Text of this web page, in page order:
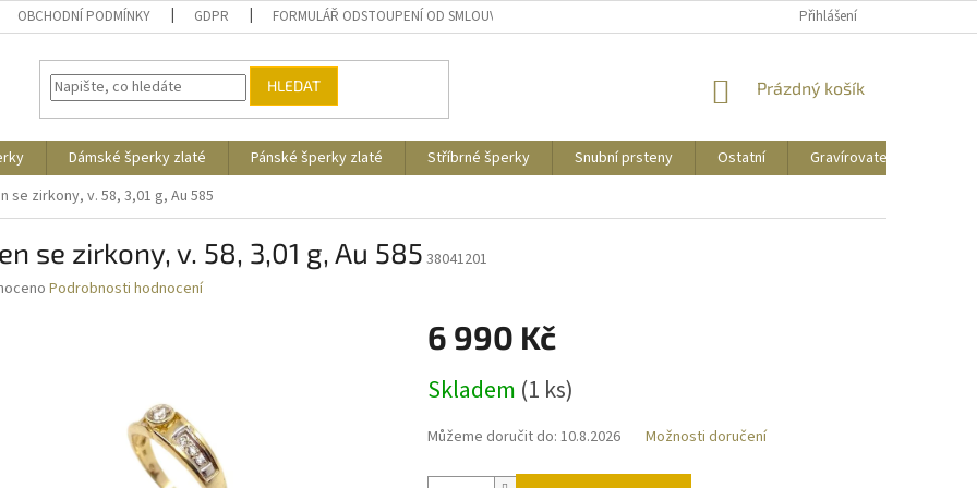
OBCHODNÍ PODMÍNKY GDPR FORMULÁŘ ODSTOUPENÍ OD SMLOUVY CENY DOPRAVYPřihlášení
HLEDAT
NÁKUPNÍ
Prázdný košík
Dámské šperky zlaté Pánské šperky zlaté Stříbrné šperky Snubní prsteny Ostatní Gravírovatelné
se zirkony, v. 58, 3,01 g, Au 585
se zirkony, v. 58, 3,01 g, Au 585 38041201
Podrobnosti hodnocení
6 990 Kč
cena:
Skladem (1 ks)
Můžeme doručit do: 10.8.2026 Možnosti doručení